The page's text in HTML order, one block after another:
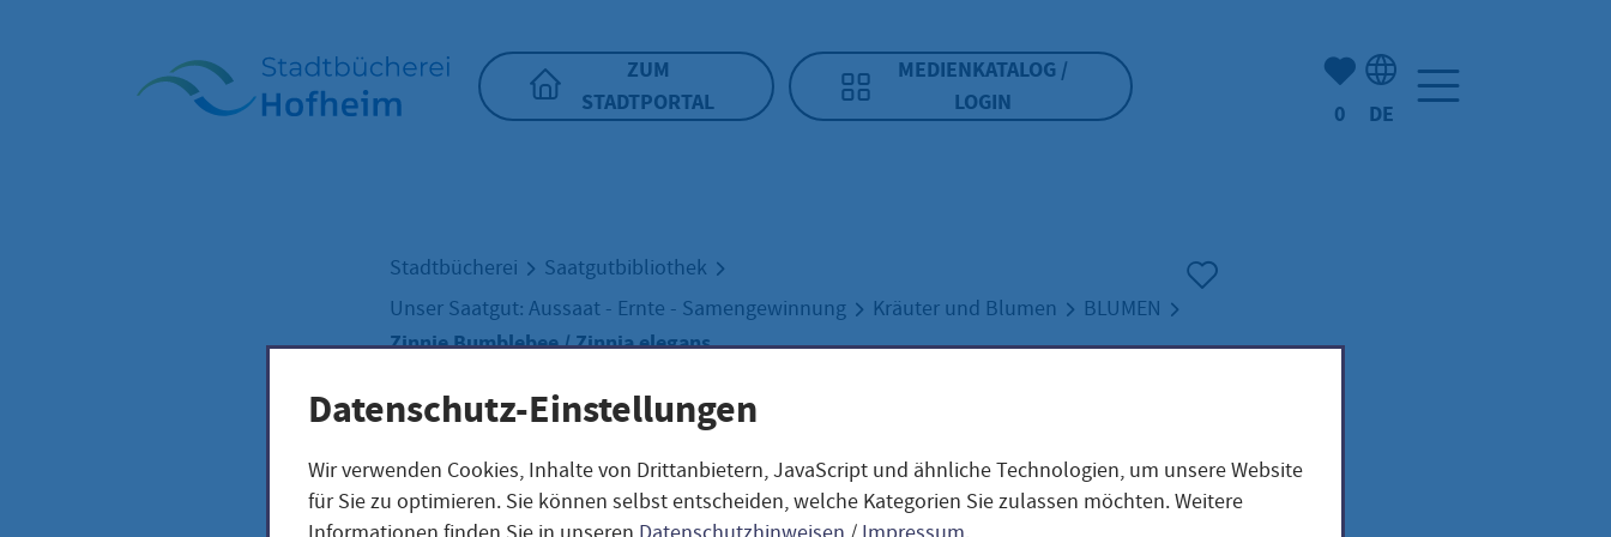
ZUM
STADTPORTAL
MEDIENKATALOG /
LOGIN
Anzahl der gemerkten
0 DE
Stadtbücherei
Saatgutbibliothek
Unser Saatgut: Aussaat - Ernte - Samengewinnung
Kräuter und Blumen BLUMEN
Zinnie Bumblebee / Zinnia elegans
Zinnie Bumblebee / Zinnia
Datenschutz-Einstellungen
Wir verwenden Cookies, Inhalte von Drittanbietern, JavaScript und ähnliche Technologien, um unsere Website
für Sie zu optimieren. Sie können selbst entscheiden, welche Kategorien Sie zulassen möchten. Weitere